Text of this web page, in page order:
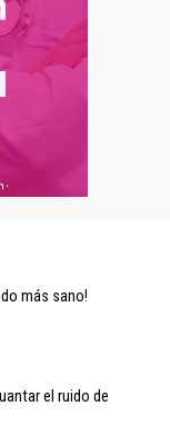
más sano!
el ruido de